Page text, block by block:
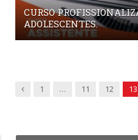
CURSO
ADOLESCENTES.
Previous
1 … 11 12 13